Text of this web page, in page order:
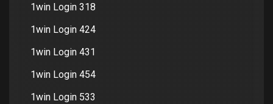
1win Login 318
1win Login 424
1win Login 431
1win Login 454
1win Login 533